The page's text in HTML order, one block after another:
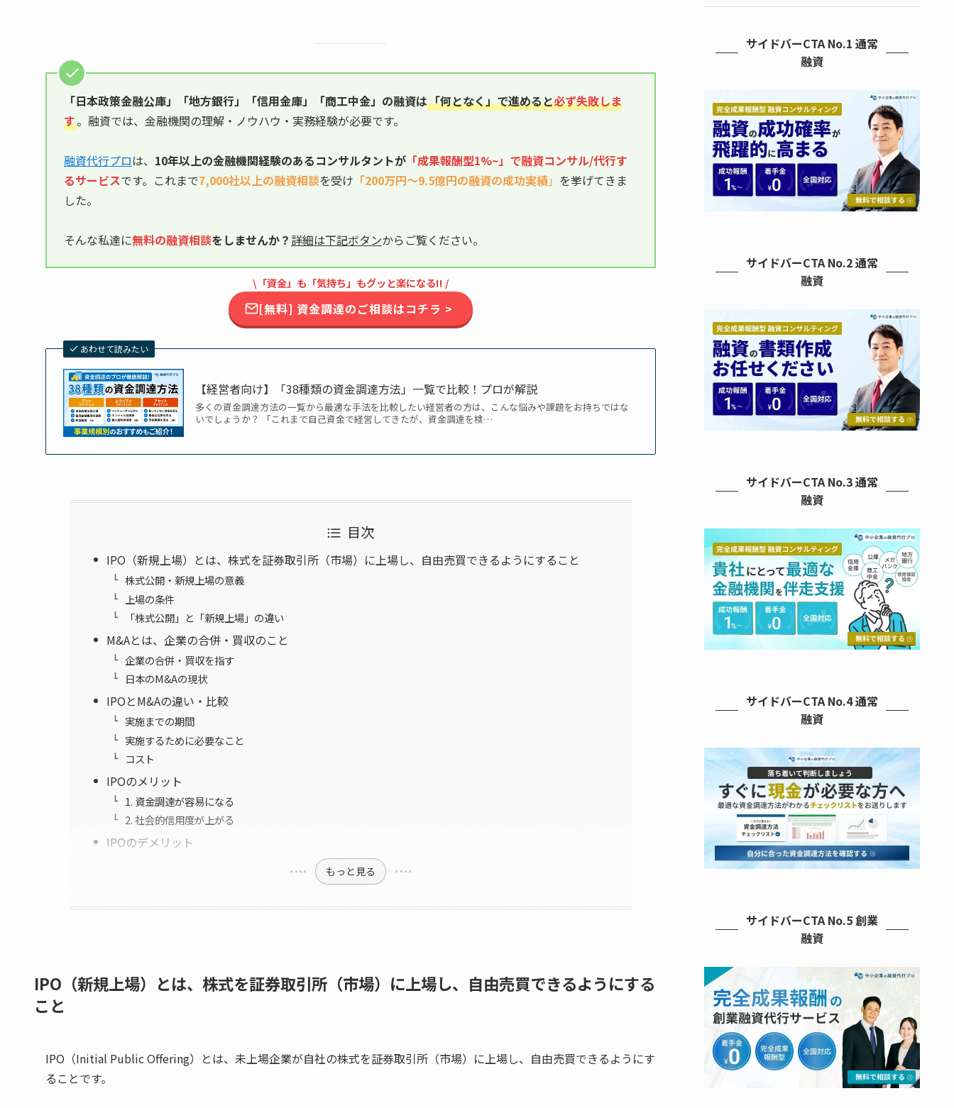
「日本政策金融公庫」「地方銀行」「信用金庫」 「商工中金」 の融資は「何となく」で進めると必ず失敗しま
す。融資では、金融機関の理解・ノウハウ・実務経験が必要です。
融資代行プロは、 10年以上の金融機関経験のあるコンサルタントが 「成果報酬型1%~」で融資コンサル/代行す
るサービスです。これまで7,000社以上の融資相談を受け 「200万円〜9.5億円の融資の成功実績」 を挙げてきま
した。
そんな私達に無料の融資相談をしませんか？ 詳細は下記ボタンからご覧ください。
\「資金」も「気持ち」もグッと楽になる!! /
[無料] 資金調達のご相談はコチラ >
あわせて読みたい
【経営者向け】「38種類の資金調達方法」一覧で比較！プロが解説
多くの資金調達方法の一覧から最適な手法を比較したい経営者の方は、こんな悩みや課題をお持ちではな
いでしょうか？ 「これまで自己資金で経営してきたが、資金調達を検…
目次
IPO（新規上場）とは、株式を証券取引所（市場）に上場し、自由売買できるようにすること
株式公開・新規上場の意義
上場の条件
「株式公開」と「新規上場」の違い
M&Aとは、企業の合併・買収のこと
企業の合併・買収を指す
日本のM&Aの現状
IPOとM&Aの違い・比較
実施までの期間
実施するために必要なこと
コスト
IPOのメリット
1. 資金調達が容易になる
2. 社会的信用度が上がる
IPOのデメリット
もっと見る
IPO（新規上場）とは、株式を証券取引所（市場）に上場し、自由売買できるようにする
こと
IPO（Initial Public Offering）とは、未上場企業が自社の株式を証券取引所（市場）に上場し、自由売買できるようにす
ることです。
サイドバーCTA No.1 通常
融資
サイドバーCTA No.2 通常
融資
サイドバーCTA No.3 通常
融資
サイドバーCTA No.4 通常
融資
サイドバーCTA No.5 創業
融資